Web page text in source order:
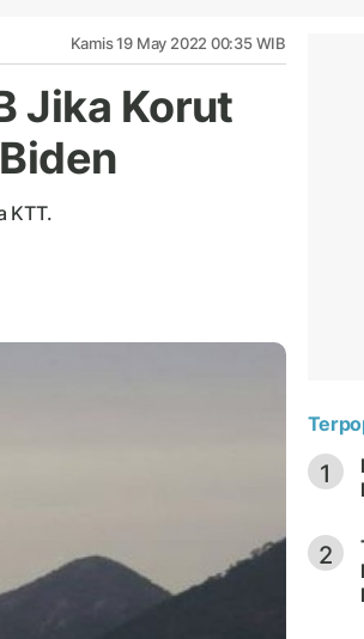
Kamis 19 May 2022 00:35 WIB
Jika Korut
KTT.
1
2